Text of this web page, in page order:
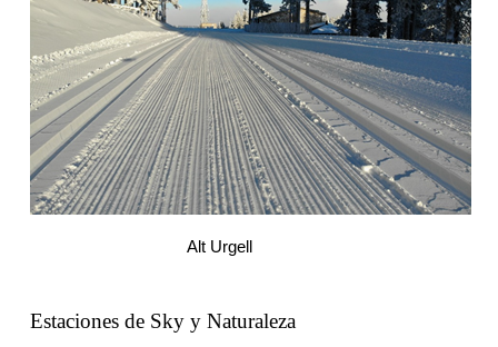
Alt Urgell
Estaciones de Sky y Naturaleza